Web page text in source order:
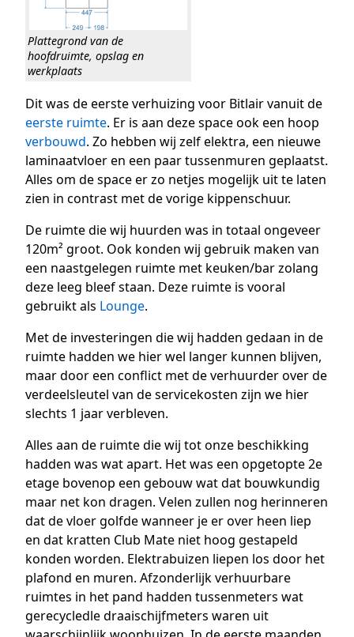
Plattegrond van de
hoofdruimte, opslag en
werkplaats
Dit was de eerste verhuizing voor Bitlair vanuit de
eerste ruimte. Er is aan deze space ook een hoop
verbouwd. Zo hebben wij zelf elektra, een nieuwe
laminaatvloer en een paar tussenmuren geplaatst.
Alles om de space er zo netjes mogelijk uit te laten
zien in contrast met de vorige kippenschuur.
De ruimte die wij huurden was in totaal ongeveer
120m² groot. Ook konden wij gebruik maken van
een naastgelegen ruimte met keuken/bar zolang
deze leeg bleef staan. Deze ruimte is vooral
gebruikt als Lounge.
Met de investeringen die wij hadden gedaan in de
ruimte hadden we hier wel langer kunnen blijven,
maar door een conflict met de verhuurder over de
verdeelsleutel van de servicekosten zijn we hier
slechts 1 jaar verbleven.
Alles aan de ruimte die wij tot onze beschikking
hadden was wat apart. Het was een opgetopte 2e
etage bovenop een gebouw wat dat bouwkundig
maar net kon dragen. Velen zullen nog herinneren
dat de vloer golfde wanneer je er over heen liep
en dat kratten Club Mate niet hoog gestapeld
konden worden. Elektrabuizen liepen los door het
plafond en muren. Afzonderlijk verhuurbare
ruimtes in het pand hadden tussenmeters wat
gerecycledle draaischijfmeters waren uit